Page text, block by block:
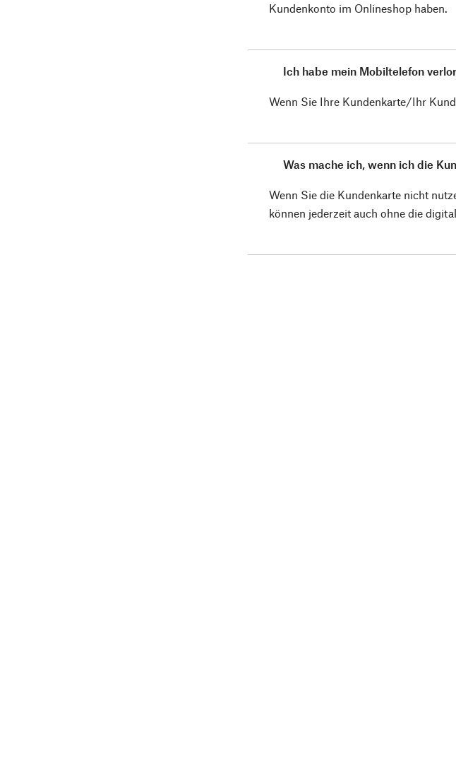
Kundenkonto im Onlineshop haben.
Ich habe mein Mobiltelefon
Wenn Sie Ihre Kundenkarte/Ihr
Was mache ich, wenn ich die
Wenn Sie die Kundenkarte nicht
können jederzeit auch ohne die